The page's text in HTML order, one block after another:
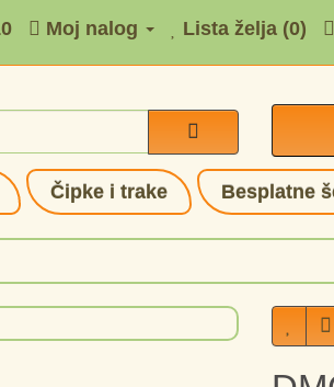
Moj nalog Lista želja (0)
Čipke i trake Besplatne